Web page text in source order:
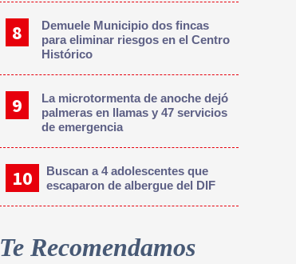
Demuele Municipio dos fincas
para eliminar riesgos en el Centro
Histórico
La microtormenta de anoche dejó
palmeras en llamas y 47 servicios
de emergencia
Buscan a 4 adolescentes que
escaparon de albergue del DIF
Te Recomendamos